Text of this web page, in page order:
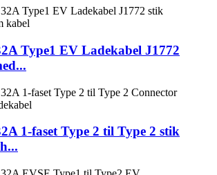
Type1 EV Ladekabel J1772
1-faset Type 2 til Type 2 stik